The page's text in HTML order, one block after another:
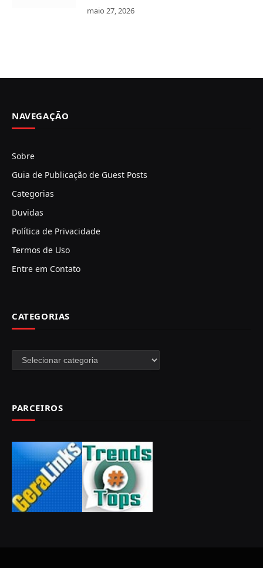
maio 27, 2026
NAVEGAÇÃO
Sobre
Guia de Publicação de Guest Posts
Categorias
Duvidas
Política de Privacidade
Termos de Uso
Entre em Contato
CATEGORIAS
Categorias
PARCEIROS